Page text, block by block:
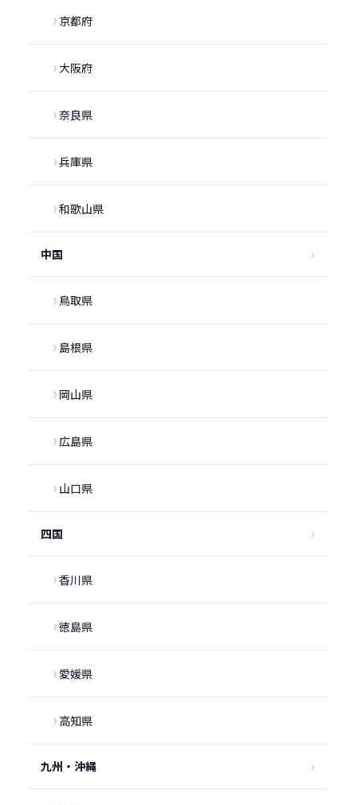
京都府
大阪府
奈良県
兵庫県
和歌山県
中国
鳥取県
島根県
岡山県
広島県
山口県
四国
香川県
徳島県
愛媛県
高知県
九州・沖縄